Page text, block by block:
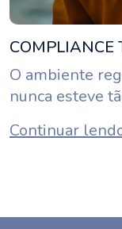
COMPLIANCE
O ambiente
nunca esteve
Continuar